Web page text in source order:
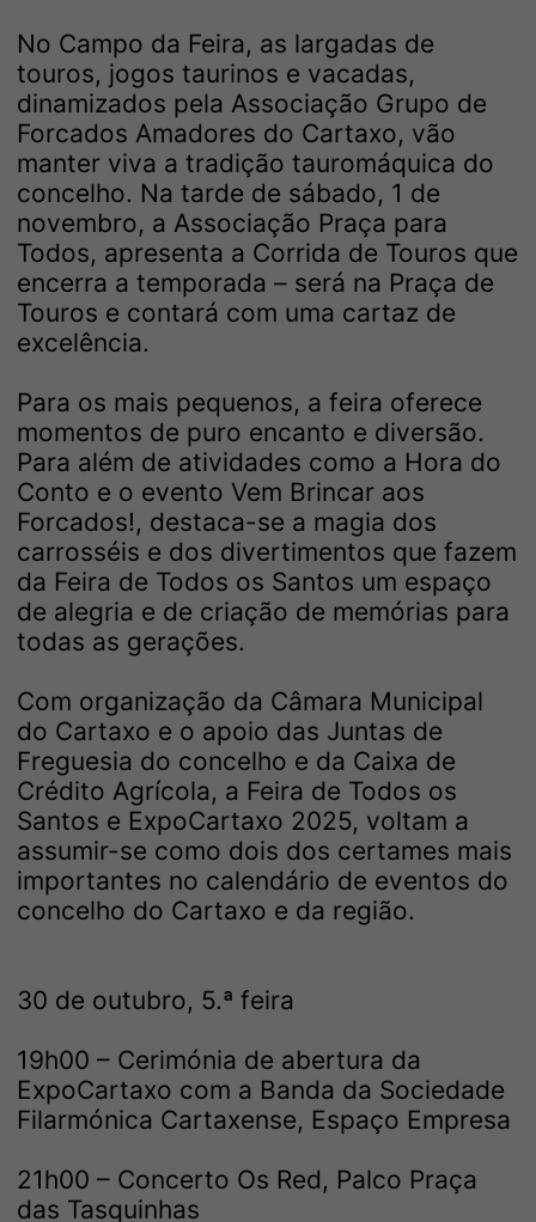
No Campo da Feira, as largadas de
touros, jogos taurinos e vacadas,
dinamizados pela Associação Grupo de
Forcados Amadores do Cartaxo, vão
manter viva a tradição tauromáquica do
concelho. Na tarde de sábado, 1 de
novembro, a Associação Praça para
Todos, apresenta a Corrida de Touros que
encerra a temporada – será na Praça de
Touros e contará com uma cartaz de
excelência.
Para os mais pequenos, a feira oferece
momentos de puro encanto e diversão.
Para além de atividades como a Hora do
Conto e o evento Vem Brincar aos
Forcados!, destaca-se a magia dos
carrosséis e dos divertimentos que fazem
da Feira de Todos os Santos um espaço
de alegria e de criação de memórias para
todas as gerações.
Com organização da Câmara Municipal
do Cartaxo e o apoio das Juntas de
Freguesia do concelho e da Caixa de
Crédito Agrícola, a Feira de Todos os
Santos e ExpoCartaxo 2025, voltam a
assumir-se como dois dos certames mais
importantes no calendário de eventos do
concelho do Cartaxo e da região.
30 de outubro, 5.ª feira
19h00 – Cerimónia de abertura da
ExpoCartaxo com a Banda da Sociedade
Filarmónica Cartaxense, Espaço Empresa
21h00 – Concerto Os Red, Palco Praça
das Tasquinhas